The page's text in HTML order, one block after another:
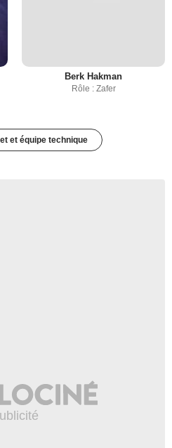
Berk Hakman
Rôle : Zafer
et équipe technique